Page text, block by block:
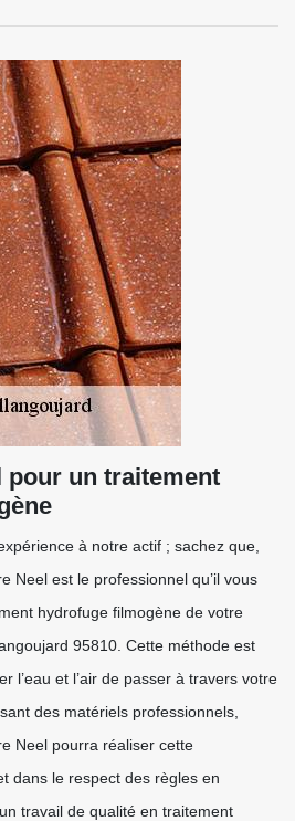
pour un traitement
à notre actif ; sachez que,
Neel est le professionnel qu’il vous
hydrofuge filmogène de votre
95810. Cette méthode est
l’eau et l’air de passer à travers votre
des matériels professionnels,
Neel pourra réaliser cette
dans le respect des règles en
travail de qualité en traitement